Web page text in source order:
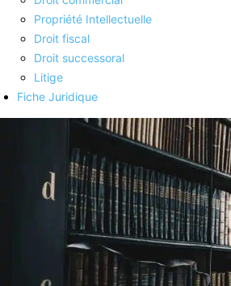
Propriété Intellectuelle
Droit fiscal
Droit successoral
Litige
Fiche Juridique